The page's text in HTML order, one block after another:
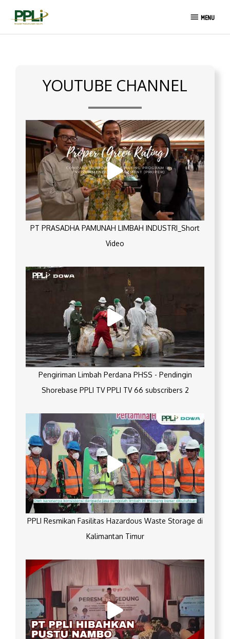
MENU
MENU
YOUTUBE CHANNEL
PT PRASADHA PAMUNAH LIMBAH INDUSTRI_Short
Video
Pengiriman Limbah Perdana PHSS - Pendingin
Shorebase PPLI TV PPLI TV 66 subscribers 2
PPLI Resmikan Fasilitas Hazardous Waste Storage di
Kalimantan Timur